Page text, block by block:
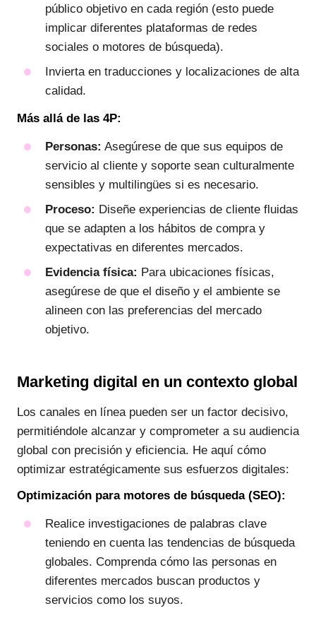
público objetivo en cada región (esto puede
implicar diferentes plataformas de redes
sociales o motores de búsqueda).
Invierta en traducciones y localizaciones de alta
calidad.
Más allá de las 4P:
Personas: Asegúrese de que sus equipos de
servicio al cliente y soporte sean culturalmente
sensibles y multilingües si es necesario.
Proceso: Diseñe experiencias de cliente fluidas
que se adapten a los hábitos de compra y
expectativas en diferentes mercados.
Evidencia física: Para ubicaciones físicas,
asegúrese de que el diseño y el ambiente se
alineen con las preferencias del mercado
objetivo.
Marketing digital en un contexto global
Los canales en línea pueden ser un factor decisivo,
permitiéndole alcanzar y comprometer a su audiencia
global con precisión y eficiencia. He aquí cómo
optimizar estratégicamente sus esfuerzos digitales:
Optimización para motores de búsqueda (SEO):
Realice investigaciones de palabras clave
teniendo en cuenta las tendencias de búsqueda
globales. Comprenda cómo las personas en
diferentes mercados buscan productos y
servicios como los suyos.